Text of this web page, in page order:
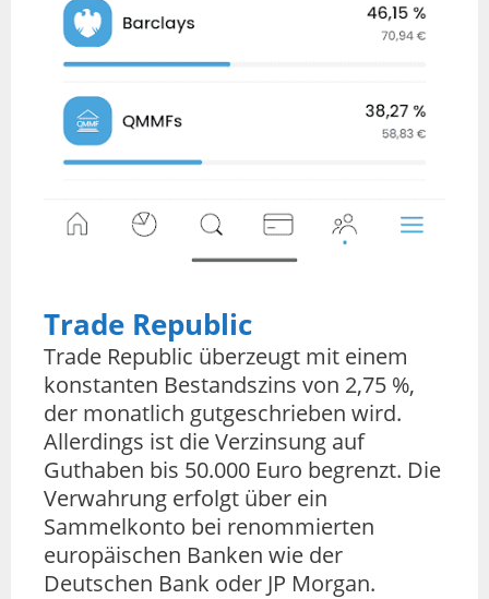
Trade Republic
Trade Republic überzeugt mit einem
konstanten Bestandszins von 2,75 %,
der monatlich gutgeschrieben wird.
Allerdings ist die Verzinsung auf
Guthaben bis 50.000 Euro begrenzt. Die
Verwahrung erfolgt über ein
Sammelkonto bei renommierten
europäischen Banken wie der
Deutschen Bank oder JP Morgan.